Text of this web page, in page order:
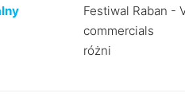
Festiwal Raban -
commercials
różni